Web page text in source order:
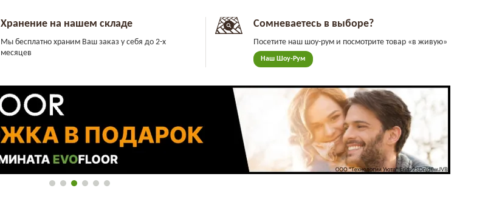
Хранение на нашем складе
Мы бесплатно храним Ваш заказ у себя до 2-х
месяцев
Сомневаетесь в выборе?
Посетите наш шоу-рум и посмотрите товар «в живую»
Наш Шоу-Рум